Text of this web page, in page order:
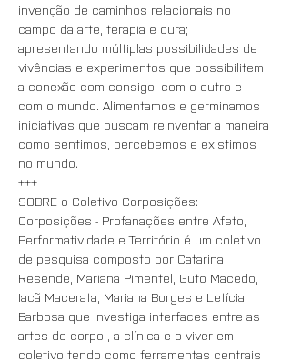
invenção de caminhos relacionais no
campo da arte, terapia e cura;
apresentando múltiplas possibilidades de
vivências e experimentos que possibilitem
a conexão com consigo, com o outro e
com o mundo. Alimentamos e germinamos
iniciativas que buscam reinventar a maneira
como sentimos, percebemos e existimos
no mundo.
+++
SOBRE o Coletivo Corposições:
Corposições - Profanações entre Afeto,
Performatividade e Território é um coletivo
de pesquisa composto por Catarina
Resende, Mariana Pimentel, Guto Macedo,
Iacã Macerata, Mariana Borges e Letícia
Barbosa que investiga interfaces entre as
artes do corpo , a clínica e o viver em
coletivo tendo como ferramentas centrais